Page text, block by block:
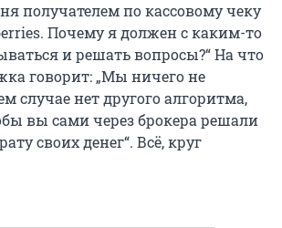
получателем по кассовому чеку
Почему я должен с каким-то
и решать вопросы?“ На что
говорит: „Мы ничего не
случае нет другого алгоритма,
вы сами через брокера решали
своих денег“. Всё, круг